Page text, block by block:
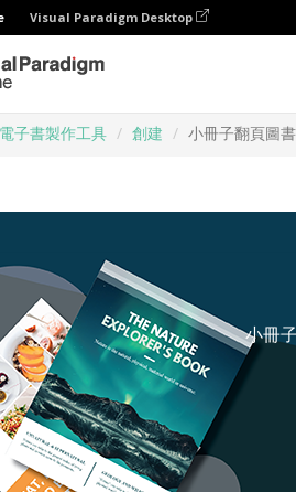
Visual Paradigm Desktop
子書製作工具 創建 小冊子翻頁圖書
小冊